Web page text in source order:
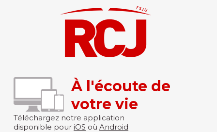
À l'écoute de
votre vie
Téléchargez notre application
disponible pour iOS où Android